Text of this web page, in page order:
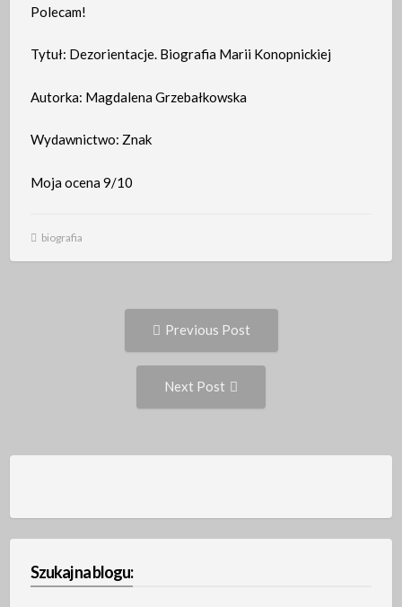
Polecam!
Tytuł: Dezorientacje. Biografia Marii Konopnickiej
Autorka: Magdalena Grzebałkowska
Wydawnictwo: Znak
Moja ocena 9/10
biografia
navigation
Previous Post
Next Post
Szukaj na blogu: